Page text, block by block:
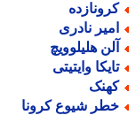
نادری
هلیلوویچ
وایتیتی
شیوع کرونا